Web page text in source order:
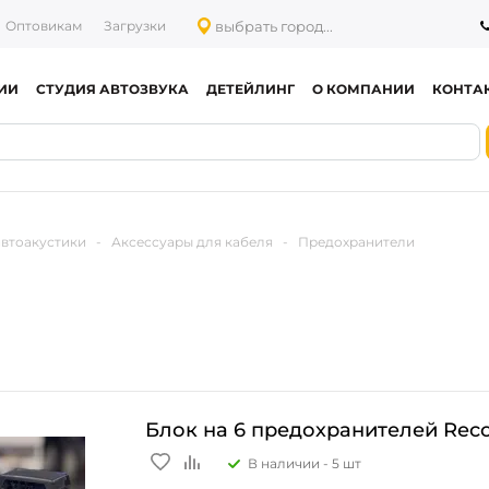
Оптовикам Загрузки выбрать город...
СТУДИЯ АВТОЗВУКА ДЕТЕЙЛИНГ О КОМПАНИИ
- Аксессуары для кабеля - Предохранители
Блок на 6 предохранителей
В наличии - 5 шт